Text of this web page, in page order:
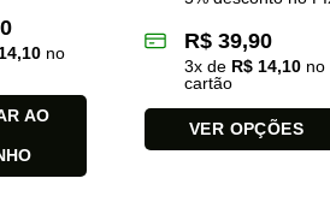
no
AO
R$ 39,90
3x de R$ 14,10 no
cartão
VER OPÇÕES